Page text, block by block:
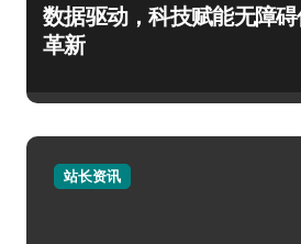
数据驱动，科技赋能无障
革新
站长资讯